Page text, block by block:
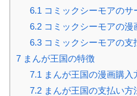
6.1 コミックシーモアのサ
6.2コミックシーモアの漫
6.3コミックシーモアの支
7 まんが王国の特徴
7.1 まんが王国の漫画購入
7.2まんが王国の支払い方